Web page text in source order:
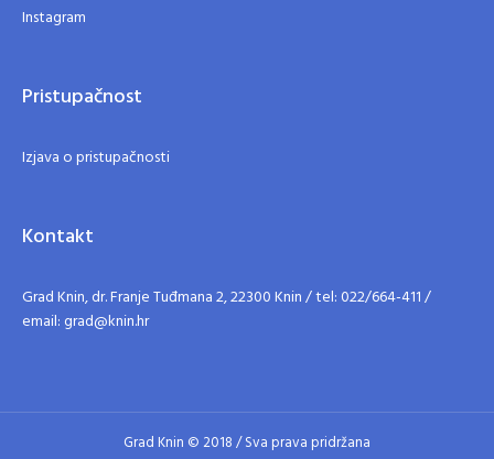
Instagram
Pristupačnost
Izjava o pristupačnosti
Kontakt
Grad Knin, dr. Franje Tuđmana 2, 22300 Knin / tel: 022/664-411 /
email: grad@knin.hr
Grad Knin © 2018 / Sva prava pridržana